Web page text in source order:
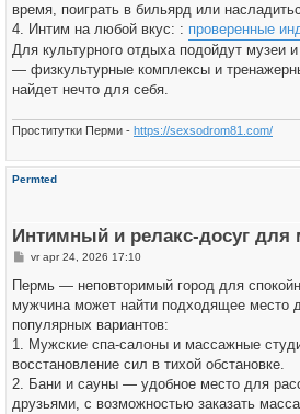
время, поиграть в бильярд или
4. Интим на любой вкус: : проверенные
Для культурного отдыха подойдут музеи
— физкультурные комплексы и
найдет нечто для себя.
Проститутки Перми - https://sexsodrom81.com/
Permted
Интимный и релакс-досуг
B
r
c
h
vr apr 24, 2026 17:10
Пермь — неповторимый город для
мужчина может найти подходящее место
популярных вариантов:
1. Мужские спа-салоны и массажные
восстановление сил в тихой обстановке.
2. Бани и сауны — удобное место для
друзьями, с возможностью заказать